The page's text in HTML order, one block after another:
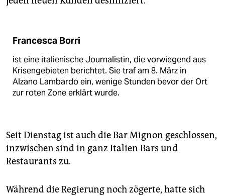
Francesca Borri
ist eine italienische Journalistin, die vorwiegend aus
Krisengebieten berichtet. Sie traf am 8. März in
Alzano Lambardo ein, wenige Stunden bevor der Ort
zur roten Zone erklärt wurde.
Seit Dienstag ist auch die Bar Mi­gnon geschlossen,
inzwischen sind in ganz Italien Bars und
Restaurants zu.
Während die Regierung noch zögerte, hatte sich